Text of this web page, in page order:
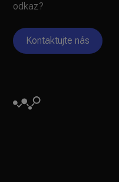
odkaz?
Kontaktujte nás